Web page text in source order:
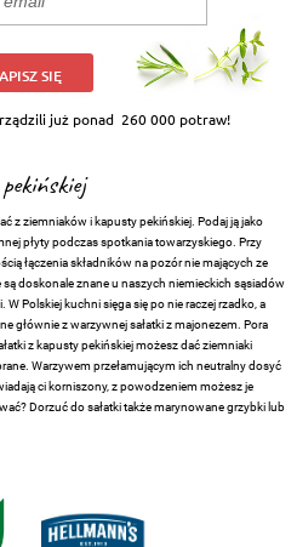
SIĘ
już ponad 260 000 potraw!
z ziemniaków i kapusty pekińskiej. Podaj ją jako
płyty podczas spotkania towarzyskiego. Przy
łączenia składników na pozór nie mających ze
doskonale znane u naszych niemieckich sąsiadów
W Polskiej kuchni sięga się po nie raczej rzadko, a
głównie z warzywnej sałatki z majonezem. Pora
z kapusty pekińskiej możesz dać ziemniaki
Warzywem przełamującym ich neutralny dosyć
ci korniszony, z powodzeniem możesz je
Dorzuć do sałatki także marynowane grzybki lub